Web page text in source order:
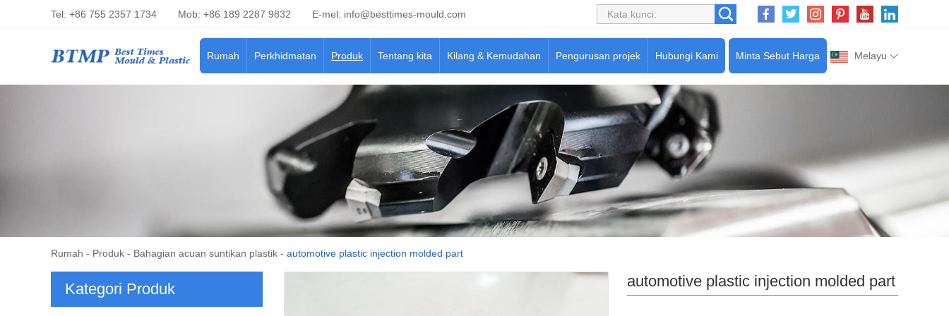
Tel: +86 755 2357 1734 Mob: +86 189 2287 9832 E-mel: info@besttimes-mould.com
Melayu
Minta Sebut Harga
Rumah Perkhidmatan Produk Tentang kita Kilang & Kemudahan Pengurusan projek Hubungi Kami
Rumah - Produk - Bahagian acuan suntikan plastik - automotive plastic injection molded part
automotive plastic injection molded part
Kategori Produk